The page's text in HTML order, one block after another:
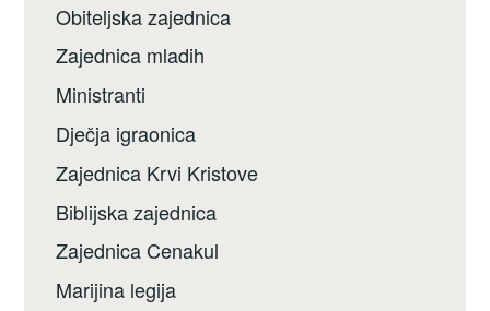
Obiteljska zajednica
Zajednica mladih
Ministranti
Dječja igraonica
Zajednica Krvi Kristove
Biblijska zajednica
Zajednica Cenakul
Marijina legija